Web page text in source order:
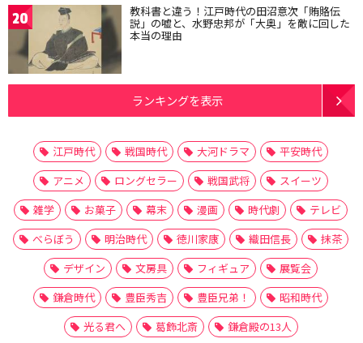
20 教科書と違う！江戸時代の田沼意次「賄賂伝
説」の嘘と、水野忠邦が「大奥」を敵に回した
本当の理由
ランキングを表示
江戸時代 戦国時代 大河ドラマ
平安時代
アニメ
ロングセラー 戦国武将
スイーツ
雑学
お菓子 幕末 漫画 時代劇
テレビ
べらぼう
明治時代 徳川家康 織田信長
抹茶
デザイン
文房具 フィギュア
展覧会
鎌倉時代
豊臣秀吉 豊臣兄弟！
昭和時代
光る君へ
葛飾北斎 鎌倉殿の13人